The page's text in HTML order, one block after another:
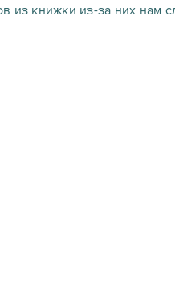
книжки из-за них нам